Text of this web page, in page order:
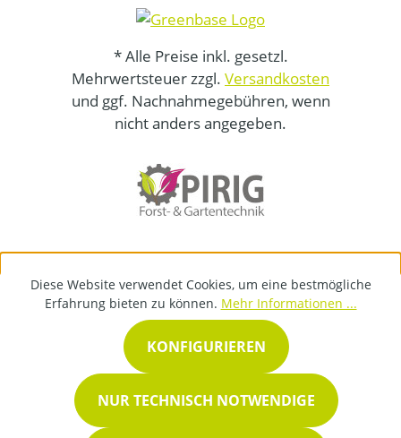
* Alle Preise inkl. gesetzl.
Mehrwertsteuer zzgl. Versandkosten
und ggf. Nachnahmegebühren, wenn
nicht anders angegeben.
Diese Website verwendet Cookies, um eine bestmögliche
Erfahrung bieten zu können. Mehr Informationen ...
NUR TECHNISCH NOTWENDIGE
KONFIGURIEREN